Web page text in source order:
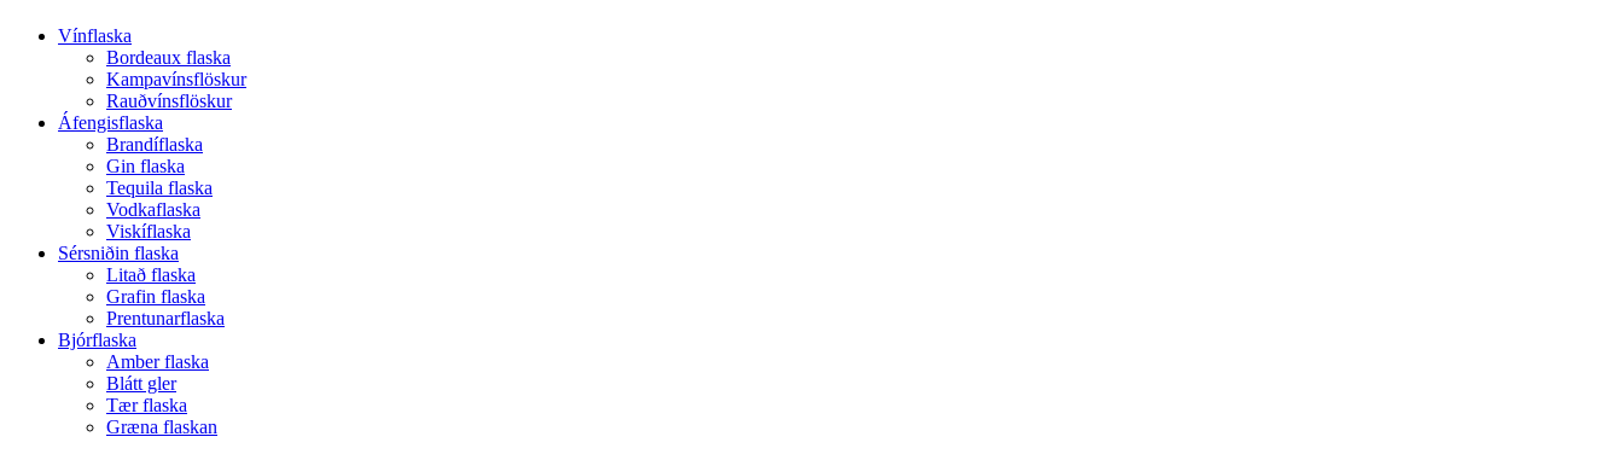
Vínflaska
Bordeaux flaska
Kampavínsflöskur
Rauðvínsflöskur
Áfengisflaska
Brandíflaska
Gin flaska
Tequila flaska
Vodkaflaska
Viskíflaska
Sérsniðin flaska
Litað flaska
Grafin flaska
Prentunarflaska
Bjórflaska
Amber flaska
Blátt gler
Tær flaska
Græna flaskan